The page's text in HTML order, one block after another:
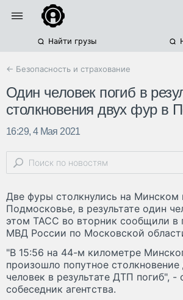
Найти грузы
← Безопасность и страхование
Один человек погиб в
столкновения двух фур в
16:29, 4 Мая 2021
Две фуры столкнулись на Минском
Подмосковье, в результате один
этом ТАСС во вторник сообщили в
МВД России по Московской
"В 15:56 на 44-м километре
произошло попутное
человек в результате ДТП погиб", -
собеседник агентства.